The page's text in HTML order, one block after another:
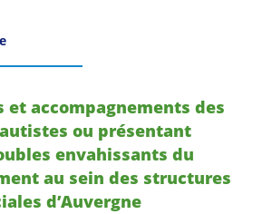
et accompagnements des
ou présentant
envahissants du
au sein des structures
d’Auvergne